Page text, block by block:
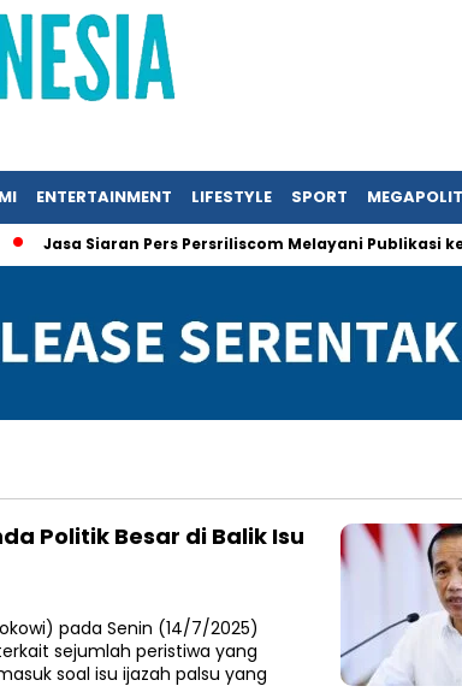
ENTERTAINMENT LIFESTYLE SPORT
Jasa Siaran Pers Persriliscom Melayani Publikasi ke
Politik Besar di Balik Isu
pada Senin (14/7/2025)
sejumlah peristiwa yang
soal isu ijazah palsu yang